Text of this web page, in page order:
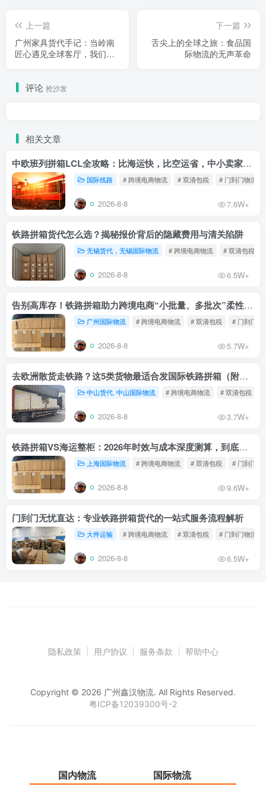
上一篇
广州家具货代手记：当岭南
匠心遇见全球客厅，我们做
下一篇
舌尖上的全球之旅：食品国
际物流的无声革命
评论 抢沙发
相关文章
中欧班列拼箱LCL全攻略：比海运快，比空运省，中小卖家的物流新宠！
国际线路 # 跨境电商物流 # 双清包税 # 门到门物流
2026-8-8 7.6W+
铁路拼箱货代怎么选？揭秘报价背后的隐藏费用与清关陷阱
无锡货代，无锡国际物流 # 跨境电商物流 # 双清包税
2026-8-8 6.5W+
告别高库存！铁路拼箱助力跨境电商“小批量、多批次”柔性补货
广州国际物流 # 跨境电商物流 # 双清包税 # 门到门物
2026-8-8 5.7W+
去欧洲散货走铁路？这5类货物最适合发国际铁路拼箱（附禁运清单）
中山货代. 中山国际物流 # 跨境电商物流 # 双清包税
2026-8-8 3.7W+
铁路拼箱VS海运整柜：2026年时效与成本深度测算，到底能省多少钱？
上海国际物流 # 跨境电商物流 # 双清包税 # 门到门物
2026-8-8 9.6W+
门到门无忧直达：专业铁路拼箱货代的一站式服务流程解析
大件运输 # 跨境电商物流 # 双清包税 # 门到门物流
2026-8-8 6.5W+
隐私政策 用户协议 服务条款 帮助中心
Copyright © 2026 广州鑫汉物流. All Rights Reserved.
粤ICP备12039300号-2
国内物流 国际物流